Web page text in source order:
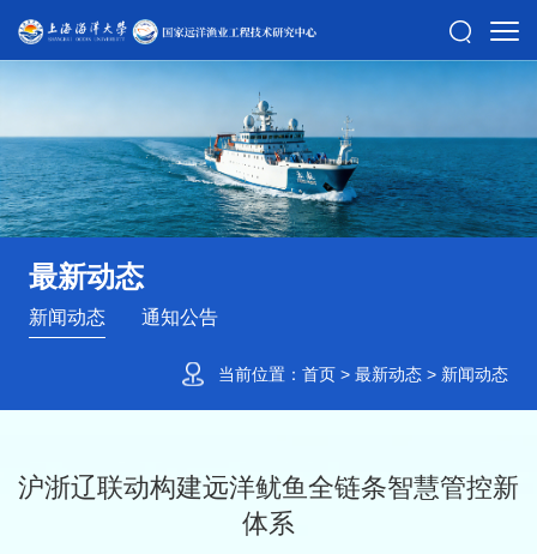
最新动态
新闻动态 通知公告
当前位置：首页 >最新动态 > 新闻动态
沪浙辽联动构建远洋鱿鱼全链条智慧管控新
体系